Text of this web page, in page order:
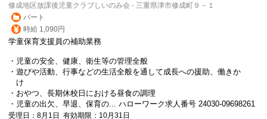
修成地区放課後児童クラブしいのみ会 - 三重県津市修成町９－１
パート
時給 1,090円
学童保育支援 員の補助業務
・児童の安全、健康、衛生等の管理全般
・遊びや活動、行事などの生活全般を通して成長への援助、働きか
け
・おやつ、長期休校日における昼食の調理
・児童の出欠、早退、保育の... ハローワーク求人番号 24030-09698261
受理日：8月1日 有効期限：10月31日